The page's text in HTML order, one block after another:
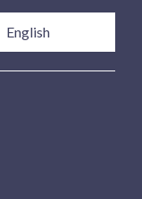
English